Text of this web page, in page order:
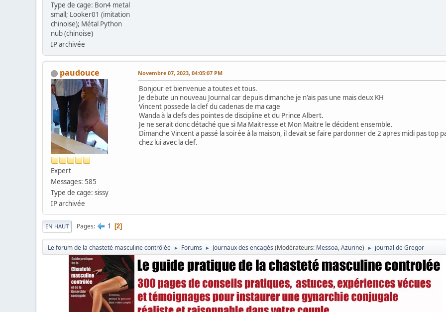
Type de cage: Bon4 metal
small; Looker01 (imitation
chinoise); Métal Python
nub (chinoise)
IP archivée
paudouce
Expert
Messages: 585
Type de cage: sissy
IP archivée
Novembre 07, 2023, 04:05:07 PM
Bonjour et bienvenue a toutes et tous.
Je debute un nouveau Journal car depuis dimanche je n'ais pas une mais deux KH
Vincent possede la clef du cadenas de ma cage
Wanda à la clefs des pointes de discipline et du Prince Albert.
Je ne serait donc détaché que si Ma Maitresse et Mon Maitre le décident ensemble.
Dimanche Vincent a passé la soirée à la maison, il devait se faire pardonner de 2 apres midi pas top
chez lui avec la clef.
EN HAUT Pages 1 2
Le forum de la chasteté masculine contrôlée ► Forums ► Journaux des encagés (Modérateurs: Messoa,Azurine) ► journal de Gregor